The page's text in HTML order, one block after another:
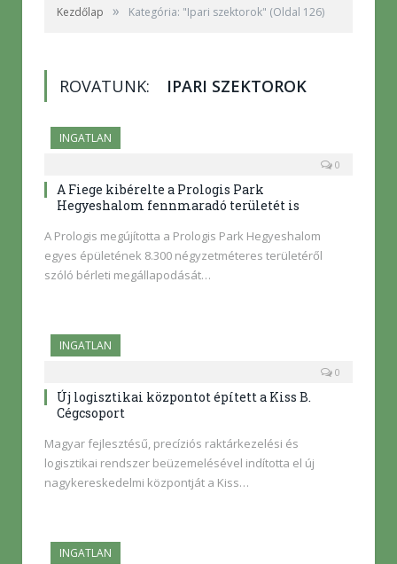
Kezdőlap » Kategória: "Ipari szektorok" (Oldal 126)
ROVATUNK: IPARI SZEKTOROK
INGATLAN
0
A Fiege kibérelte a Prologis Park
Hegyeshalom fennmaradó területét is
A Prologis megújította a Prologis Park Hegyeshalom
egyes épületének 8.300 négyzetméteres területéről
szóló bérleti megállapodását…
INGATLAN
0
Új logisztikai központot épített a Kiss B.
Cégcsoport
Magyar fejlesztésű, precíziós raktárkezelési és
logisztikai rendszer beüzemelésével indította el új
nagykereskedelmi központját a Kiss…
INGATLAN